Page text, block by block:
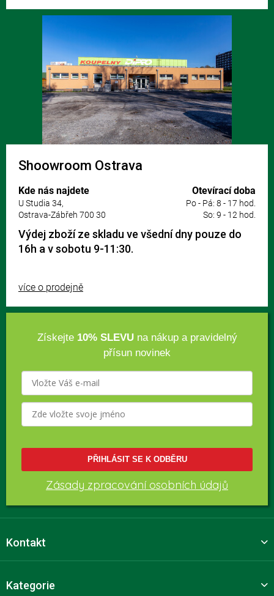
Shoowroom Ostrava
Kde nás najdete
U Studia 34,
Ostrava-Zábřeh 700 30
Otevírací doba
Po - Pá: 8 - 17 hod.
So: 9 - 12 hod.
Výdej zboží ze skladu ve všední dny pouze do
16h a v sobotu 9-11:30.
více o prodejně
Získejte 10% SLEVUna nákup a pravidelný
přísun novinek
PŘIHLÁSIT SE K ODBĚRU
Zásady zpracování osobních údajů
Kontakt
Kategorie